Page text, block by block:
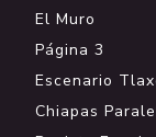
El Muro
Página 3
Escenario
Chiapas